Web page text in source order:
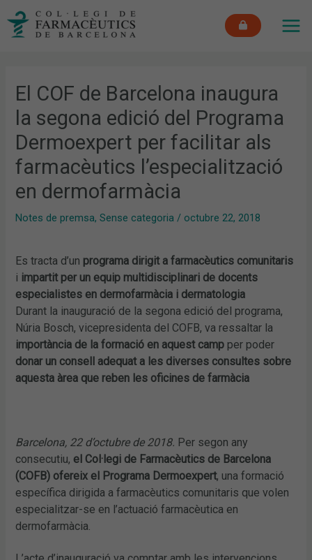
El COF de Barcelona inaugura
la segona edició del Programa
Dermoexpert per facilitar als
farmacèutics l’especialització
en dermofarmàcia
Notes de premsa,Sense categoria / octubre 22, 2018
Es tracta d’un programa dirigit a farmacèutics comunitaris
i impartit per un equip multidisciplinari de docents
especialistes en dermofarmàcia i dermatologia
Durant la inauguració de la segona edició del programa,
Núria Bosch, vicepresidenta del COFB, va ressaltar la
importància de la formació en aquest camp per poder
donar un consell adequat a les diverses consultes sobre
aquesta àrea que reben les oficines de farmàcia
Barcelona, 22 d’octubre de 2018. Per segon any
consecutiu, el Col·legi de Farmacèutics de Barcelona
(COFB) ofereix el Programa Dermoexpert, una formació
específica dirigida a farmacèutics comunitaris que volen
especialitzar-se en l’actuació farmacèutica en
dermofarmàcia.